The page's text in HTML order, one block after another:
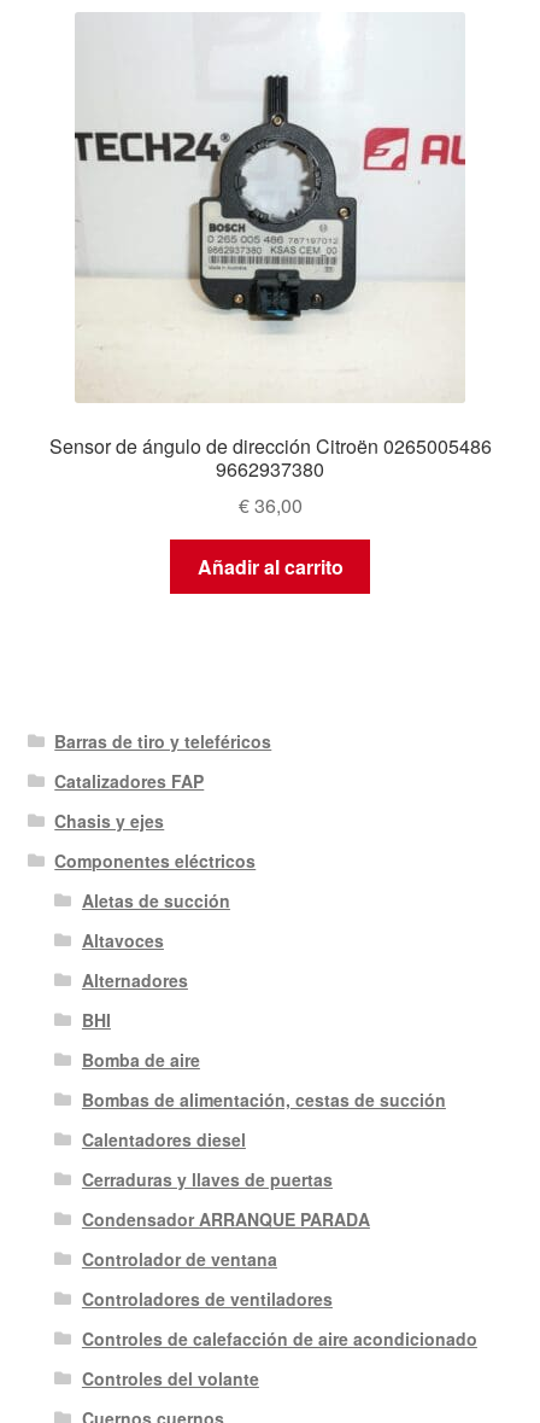
Sensor de ángulo de dirección Citroën 0265005486
9662937380
€36,00
Añadir al carrito
Barras de tiro y teleféricos
Catalizadores FAP
Chasis y ejes
Componentes eléctricos
Aletas de succión
Altavoces
Alternadores
BHI
Bomba de aire
Bombas de alimentación, cestas de succión
Calentadores diesel
Cerraduras y llaves de puertas
Condensador ARRANQUE PARADA
Controlador de ventana
Controladores de ventiladores
Controles de calefacción de aire acondicionado
Controles del volante